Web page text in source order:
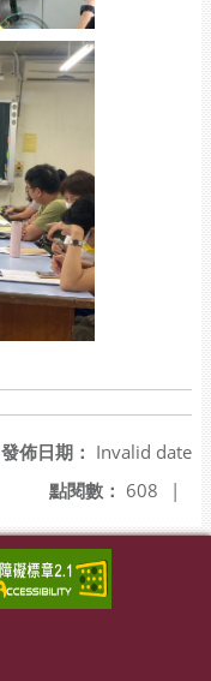
發佈日期： Invalid date
點閱數： 608 |